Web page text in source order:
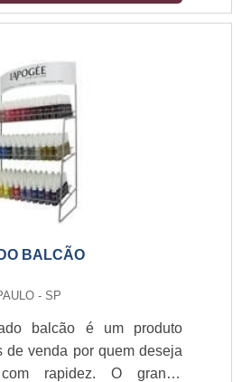
quanto custa. O
eficiência de uma série de
importantes do
banner, o cliente pode
BALCÃO
- SP
balcão é um produto
de venda por quem deseja
rapidez. O grande